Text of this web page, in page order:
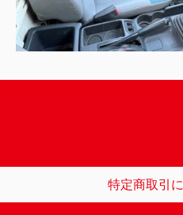
特定商取引